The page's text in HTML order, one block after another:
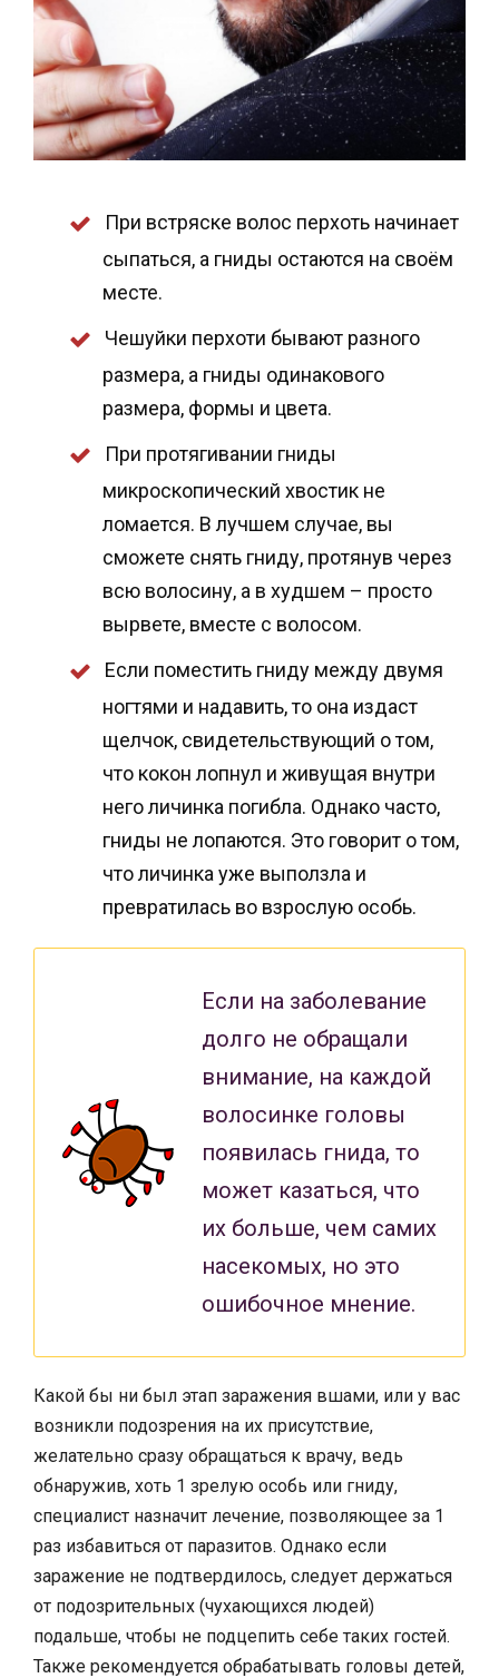
При встряске волос перхоть начинает
сыпаться, а гниды остаются на своём
месте.
Чешуйки перхоти бывают разного
размера, а гниды одинакового
размера, формы и цвета.
При протягивании гниды
микроскопический хвостик не
ломается. В лучшем случае, вы
сможете снять гниду, протянув через
всю волосину, а в худшем – просто
вырвете, вместе с волосом.
Если поместить гниду между двумя
ногтями и надавить, то она издаст
щелчок, свидетельствующий о том,
что кокон лопнул и живущая внутри
него личинка погибла. Однако часто,
гниды не лопаются. Это говорит о том,
что личинка уже выползла и
превратилась во взрослую особь.
Если на заболевание
долго не обращали
внимание, на каждой
волосинке головы
появилась гнида, то
может казаться, что
их больше, чем самих
насекомых, но это
ошибочное мнение.
Какой бы ни был этап заражения вшами, или у вас
возникли подозрения на их присутствие,
желательно сразу обращаться к врачу, ведь
обнаружив, хоть 1 зрелую особь или гниду,
специалист назначит лечение, позволяющее за 1
раз избавиться от паразитов. Однако если
заражение не подтвердилось, следует держаться
от подозрительных (чухающихся людей)
подальше, чтобы не подцепить себе таких гостей.
Также рекомендуется обрабатывать головы детей,